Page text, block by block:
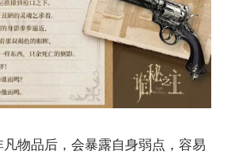
物品后，会暴露自身弱点，容易